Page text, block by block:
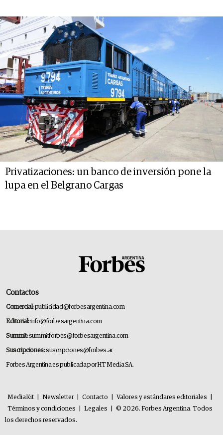
Privatizaciones: un banco de inversión pone la
lupa en el Belgrano Cargas
Contactos
Comercial:publicidad@forbesargentina.com
Editorial:info@forbesargentina.com
Summit:summitforbes@forbesargentina.com
Suscripciones:suscripciones@forbes.ar
Forbes Argentina es publicada por HT Media SA.
MediaKit Newsletter Contacto Valores y estándares editoriales
Términos y condiciones
Legales
© 2026. Forbes Argentina. Todos
los derechos reservados.